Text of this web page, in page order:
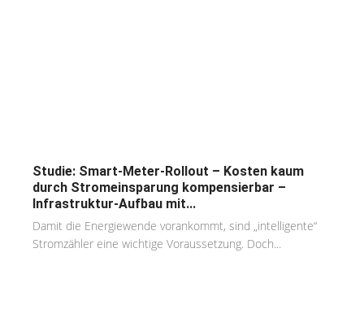
Studie: Smart-Meter-Rollout – Kosten kaum
durch Stromeinsparung kompensierbar –
Infrastruktur-Aufbau mit...
Damit die Energiewende vorankommt, sind „intelligente“
Stromzähler eine wichtige Voraussetzung. Doch...